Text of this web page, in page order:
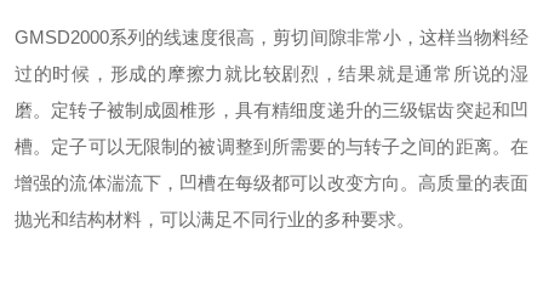
GMSD2000系列的线速度很高，剪切间隙非常小，这样当物料经
过的时候，形成的摩擦力就比较剧烈，结果就是通常所说的湿
磨。定转子被制成圆椎形，具有精细度递升的三级锯齿突起和凹
槽。定子可以无限制的被调整到所需要的与转子之间的距离。在
增强的流体湍流下，凹槽在每级都可以改变方向。高质量的表面
抛光和结构材料，可以满足不同行业的多种要求。